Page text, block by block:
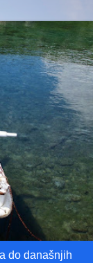
do današnjih